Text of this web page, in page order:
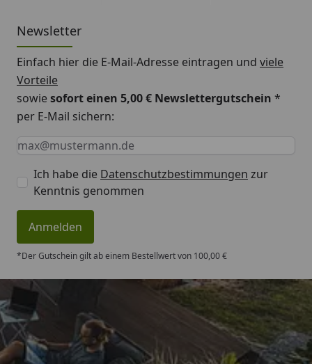
Newsletter
Einfach hier die E-Mail-Adresse eintragen und viele
Vorteile
sowiesofort einen 5,00 € Newslettergutschein *
per E-Mail sichern:
Keine Eingabe erforderlich
Eingabe erforderlich
E-Mail *
Ich habe die Datenschutzbestimmungen zur
Kenntnis genommen
Anmelden
*Der Gutschein gilt ab einem Bestellwert von 100,00 €
Trusted Shops